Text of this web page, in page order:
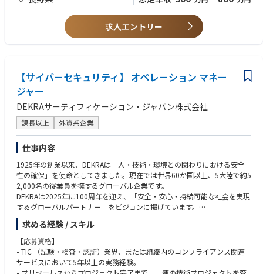
顧客：中国のローカルメーカー
具体的には、以下のような業務をご担当頂きます。
・海外工場（中国上海）の品質改善支援
・QMSに則った品質改善
【この仕事の魅力】
世界最大のEV・IT市場である中国のスピード感を肌で感じながら、グロー
バルな交渉力を磨くことができます。
ISO9901/IATF16949/VDA6.3対応経験、製造業での改善業務経験
求人エントリー
【サイバーセキュリティ】 オペレーション マネー
ジャー
DEKRAサーティフィケーション・ジャパン株式会社
課長以上 外資系企業
仕事内容
1925年の創業以来、DEKRAは「人・技術・環境との関わりにおける安全
性の確保」を使命としてきました。現在では世界60か国以上、5大陸で約5
2,000名の従業員を擁するグローバル企業です。
DEKRAは2025年に100周年を迎え、「安全・安心・持続可能な社会を実現
するグローバルパートナー」をビジョンに掲げています。
今回、DEKRA Digital and Product Solutions部門の一員であるDEKRA Digit
al Trust Services (DTS) Japanにて、新たなメンバーを募集します。
サイバーセキュリティ テクニカルプロジェクトマネージャーとして、日本
市場におけるサイバーセキュリティサービスの技術的な窓口となり、TIC
（試験・検査・認証）業界での経験を活かして、お客様のコンプライアン
求める経験 / スキル
【応募資格】
• TIC （試験・検査・認証）業界、または組織内のコンプライアンス関連
サービスにおいて5年以上の実務経験。